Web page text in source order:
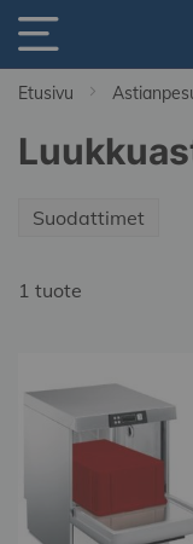
Etusivu
1 tuote
Suodattimet